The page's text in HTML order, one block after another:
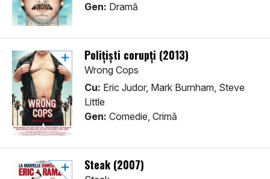
Gen: Dramă
Polițiști corupți (2013)
Wrong Cops
Cu: Eric Judor, Mark Burnham, Steve
Little
Gen: Comedie, Crimă
Steak (2007)